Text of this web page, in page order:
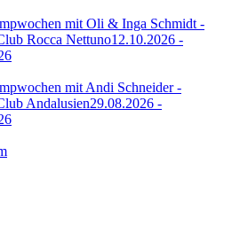
mit Oli & Inga Schmidt -
Rocca Nettuno12.10.2026 -
mit Andi Schneider -
Andalusien29.08.2026 -